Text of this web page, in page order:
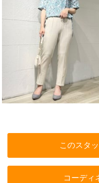
このスタ
コーディ